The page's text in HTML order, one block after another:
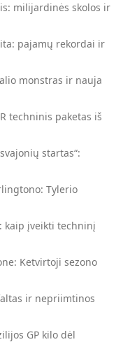
milijardinės skolos ir
pajamų rekordai ir
monstras ir nauja
techninis paketas iš
startas“:
Tylerio
kaip įveikti techninį
Ketvirtoji sezono
ir nepriimtinos
GP kilo dėl